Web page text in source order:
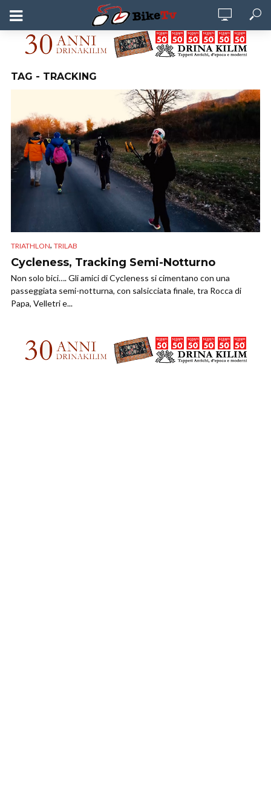
TAG - TRACKING
TRIATHLON, TRILAB
Cycleness, Tracking Semi-Notturno
Non solo bici…. Gli amici di Cycleness si cimentano con una
passeggiata semi-notturna, con salsicciata finale, tra Rocca di
Papa, Velletri e...